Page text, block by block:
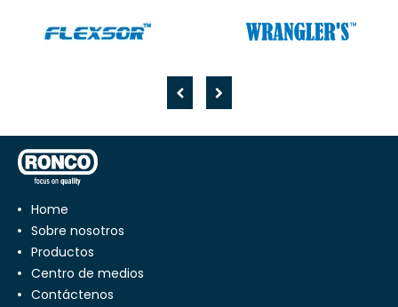
Home
Sobre nosotros
Productos
Centro de medios
Contáctenos